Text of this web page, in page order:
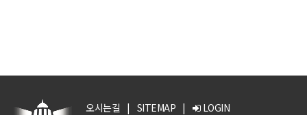
오시는길 | SITEMAP |
LOGIN